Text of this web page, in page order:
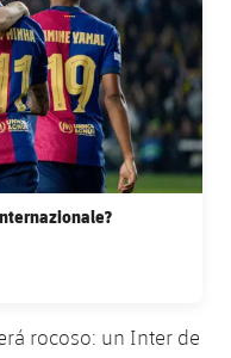
rocoso: un Inter de